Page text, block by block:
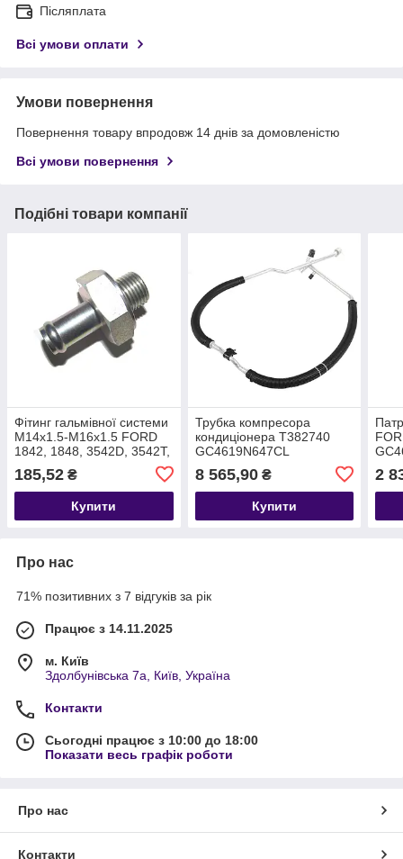
Післяплата
Всі умови оплати
Умови повернення
Повернення товару впродовж 14 днів за домовленістю
Всі умови повернення
Подібні товари компанії
Фітинг гальмівної системи
M14x1.5-M16x1.5 FORD
1842, 1848, 3542D, 3542T,
GC462535KC
185,52 ₴
Купити
Трубка компресора
кондиціонера T382740
GC4619N647CL
8 565,90₴
Купити
2
Про нас
71% позитивних з 7 відгуків за рік
Працює з 14.11.2025
м. Київ
Здолбунівська 7а, Київ, Україна
Контакти
Сьогодні працює з 10:00 до 18:00
Показати весь графік роботи
Про нас
Контакти